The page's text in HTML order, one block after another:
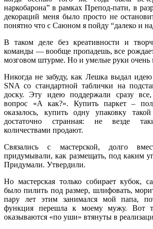
наркобарона” в рамках Препод-пати, в
декораций меня было просто не
понятно что с Саюном я пойду “далеко и
В таком деле без креативности и
команды — вообще пропадешь, все
мозговом штурме. Но и умелые руки очень
Никогда не забуду, как Лешка выдал
SNA со стандартной таблички на
доску. Эту идею поддержали сразу
вопрос «А как?». Купить паркет –
оказалось, купить одну упаковку
достаточно странная: не везде
количествами продают.
Связались с мастерской, долго
придумывали, как размещать, под каким
Придумали. Утвердили.
Но мастерская только собирает кубок,
было пилить под размер, шлифовать,
пару лет этим занимался мой папа,
функция перешла к моему мужу. Вот
оказываются «по уши» втянуты в